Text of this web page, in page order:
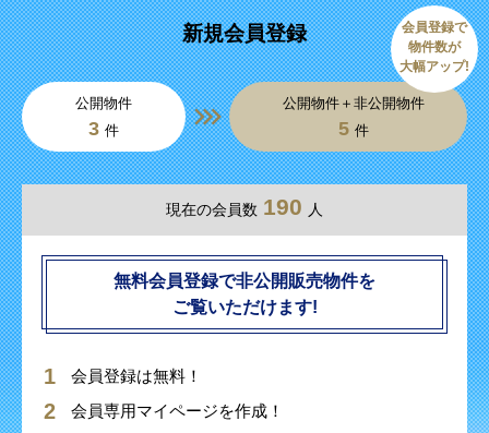
新規会員登録
公開物件
3 件
公開物件＋非公開物件
5 件
会員登録で
物件数が
大幅アップ!
現在の会員数 190 人
無料会員登録で非公開販売物件を
ご覧いただけます!
会員登録は無料！
会員専用マイページを作成！